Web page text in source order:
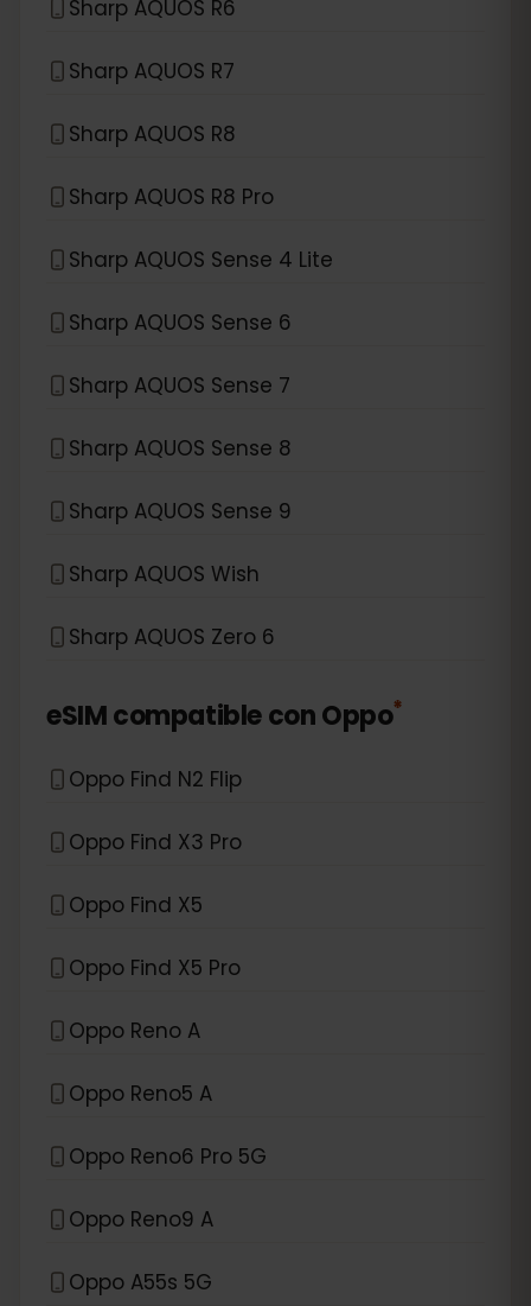
Sharp AQUOS R6
Sharp AQUOS R7
Sharp AQUOS R8
Sharp AQUOS R8 Pro
Sharp AQUOS Sense 4 Lite
Sharp AQUOS Sense 6
Sharp AQUOS Sense 7
Sharp AQUOS Sense 8
Sharp AQUOS Sense 9
Sharp AQUOS Wish
Sharp AQUOS Zero 6
eSIM compatible conOppo*
Oppo Find N2 Flip
Oppo Find X3 Pro
Oppo Find X5
Oppo Find X5 Pro
Oppo Reno A
Oppo Reno5 A
Oppo Reno6 Pro 5G
Oppo Reno9 A
Oppo A55s 5G